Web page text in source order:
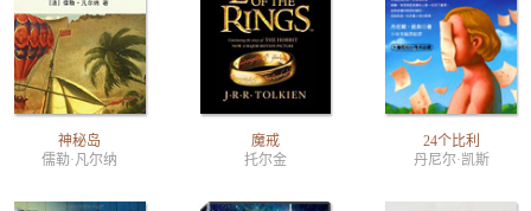
神秘岛
儒勒·凡尔纳
魔戒
托尔金
24个比利
丹尼尔·凯斯